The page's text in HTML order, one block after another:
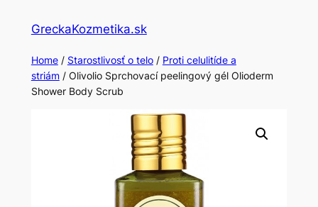
GreckaKozmetika.sk
Home/ Starostlivosť o telo/ Proti celulitíde a
striám/ Olivolio Sprchovací peelingový gél Olioderm
Shower Body Scrub